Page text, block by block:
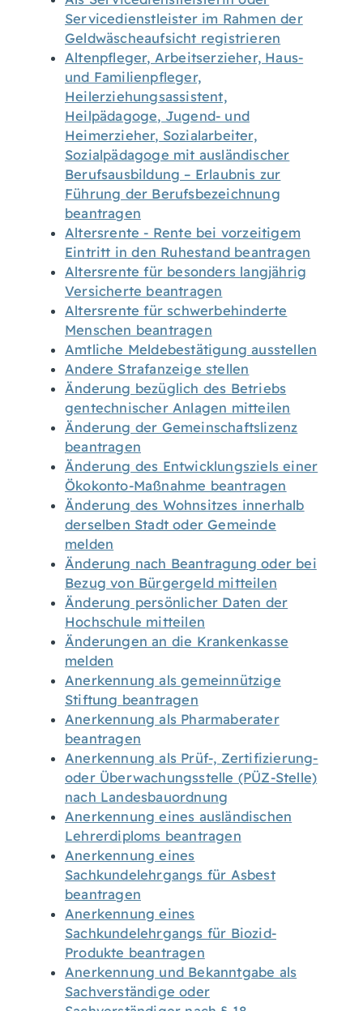
Servicedienstleister im Rahmen der
Geldwäscheaufsicht registrieren
Altenpfleger, Arbeitserzieher, Haus-
und Familienpfleger,
Heilerziehungsassistent,
Heilpädagoge, Jugend- und
Heimerzieher, Sozialarbeiter,
Sozialpädagoge mit ausländischer
Berufsausbildung – Erlaubnis zur
Führung der Berufsbezeichnung
beantragen
Altersrente - Rente bei vorzeitigem
Eintritt in den Ruhestand beantragen
Altersrente für besonders langjährig
Versicherte beantragen
Altersrente für schwerbehinderte
Menschen beantragen
Amtliche Meldebestätigung ausstellen
Andere Strafanzeige stellen
Änderung bezüglich des Betriebs
gentechnischer Anlagen mitteilen
Änderung der Gemeinschaftslizenz
beantragen
Änderung des Entwicklungsziels einer
Ökokonto-Maßnahme beantragen
Änderung des Wohnsitzes innerhalb
derselben Stadt oder Gemeinde
melden
Änderung nach Beantragung oder bei
Bezug von Bürgergeld mitteilen
Änderung persönlicher Daten der
Hochschule mitteilen
Änderungen an die Krankenkasse
melden
Anerkennung als gemeinnützige
Stiftung beantragen
Anerkennung als Pharmaberater
beantragen
Anerkennung als Prüf-, Zertifizierung-
oder Überwachungsstelle (PÜZ-Stelle)
nach Landesbauordnung
Anerkennung eines ausländischen
Lehrerdiploms beantragen
Anerkennung eines
Sachkundelehrgangs für Asbest
beantragen
Anerkennung eines
Sachkundelehrgangs für Biozid-
Produkte beantragen
Anerkennung und Bekanntgabe als
Sachverständige oder